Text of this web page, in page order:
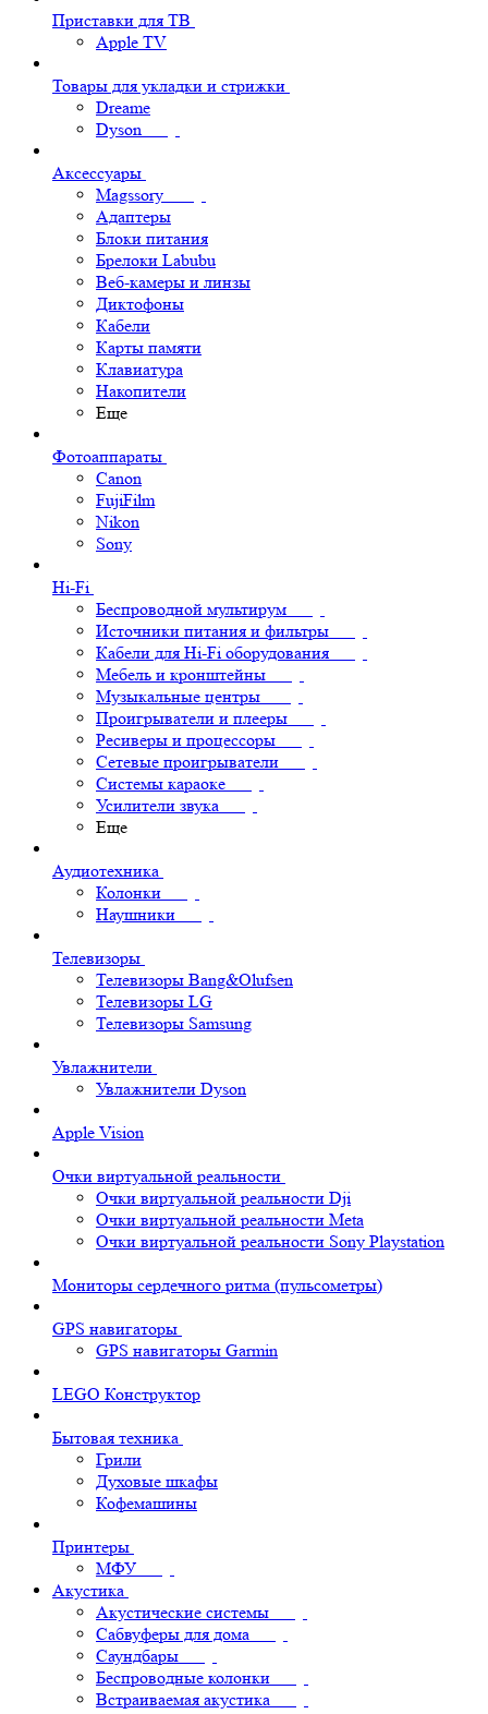
Приставки для ТВ
Apple TV
Товары для укладки и стрижки
Dreame
Dyson
Аксессуары
Magssory
Адаптеры
Блоки питания
Брелоки Labubu
Веб-камеры и линзы
Диктофоны
Кабели
Карты памяти
Клавиатура
Накопители
Еще
Фотоаппараты
Canon
FujiFilm
Nikon
Sony
Hi-Fi
Беспроводной мультирум
Источники питания и фильтры
Кабели для Hi-Fi оборудования
Мебель и кронштейны
Музыкальные центры
Проигрыватели и плееры
Ресиверы и процессоры
Сетевые проигрыватели
Системы караоке
Усилители звука
Еще
Аудиотехника
Колонки
Наушники
Телевизоры
Телевизоры Bang&Olufsen
Телевизоры LG
Телевизоры Samsung
Увлажнители
Увлажнители Dyson
Apple Vision
Очки виртуальной реальности
Очки виртуальной реальности Dji
Очки виртуальной реальности Meta
Очки виртуальной реальности Sony Playstation
Мониторы сердечного ритма (пульсометры)
GPS навигаторы
GPS навигаторы Garmin
LEGO Конструктор
Бытовая техника
Грили
Духовые шкафы
Кофемашины
Принтеры
МФУ
Акустика
Акустические системы
Сабвуферы для дома
Саундбары
Беспроводные колонки
Встраиваемая акустика